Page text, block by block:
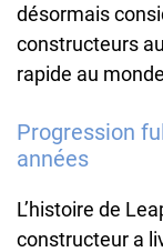
désormais
constructeurs
rapide au
Progression
années
L’histoire de
constructeur a